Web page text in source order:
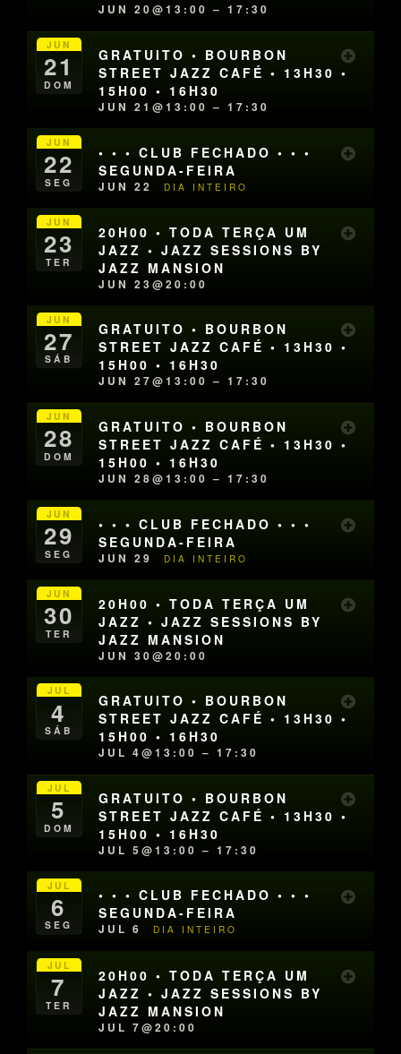
JUN 20@13:00 – 17:30
JUN
21
DOM
GRATUITO • BOURBON
STREET JAZZ CAFÉ • 13H30 •
15H00 • 16H30
JUN 21@13:00 – 17:30
JUN
22
SEG
• • • CLUB FECHADO • • •
SEGUNDA-FEIRA
JUN 22 DIA INTEIRO
JUN
23
TER
20H00 • TODA TERÇA UM
JAZZ • JAZZ SESSIONS BY
JAZZ MANSION
JUN 23@20:00
JUN
27
SÁB
GRATUITO • BOURBON
STREET JAZZ CAFÉ • 13H30 •
15H00 • 16H30
JUN 27@13:00 – 17:30
JUN
28
DOM
GRATUITO • BOURBON
STREET JAZZ CAFÉ • 13H30 •
15H00 • 16H30
JUN 28@13:00 – 17:30
JUN
29
SEG
• • • CLUB FECHADO • • •
SEGUNDA-FEIRA
JUN 29 DIA INTEIRO
JUN
30
TER
20H00 • TODA TERÇA UM
JAZZ • JAZZ SESSIONS BY
JAZZ MANSION
JUN 30@20:00
JUL
4
SÁB
GRATUITO • BOURBON
STREET JAZZ CAFÉ • 13H30 •
15H00 • 16H30
JUL 4@13:00 – 17:30
JUL
5
DOM
GRATUITO • BOURBON
STREET JAZZ CAFÉ • 13H30 •
15H00 • 16H30
JUL 5@13:00 – 17:30
JUL
6
SEG
• • • CLUB FECHADO • • •
SEGUNDA-FEIRA
JUL 6 DIA INTEIRO
JUL
7
TER
20H00 • TODA TERÇA UM
JAZZ • JAZZ SESSIONS BY
JAZZ MANSION
JUL 7@20:00